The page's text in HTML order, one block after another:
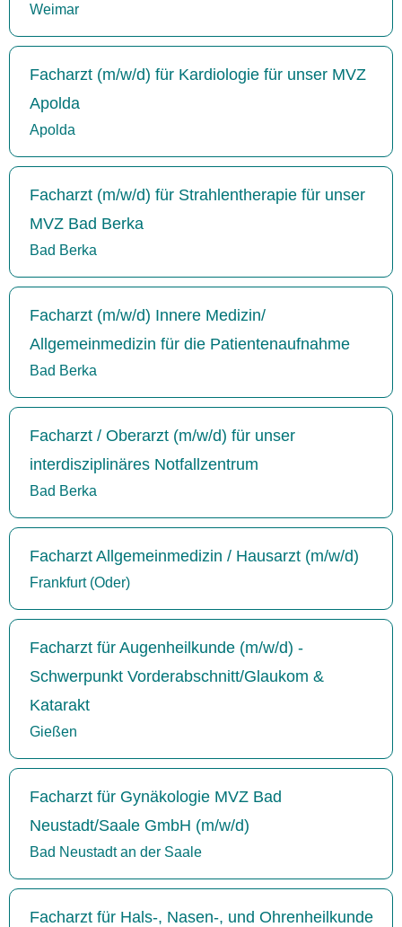
Weimar
Facharzt (m/w/d) für Kardiologie für unser MVZ
Apolda
Apolda
Facharzt (m/w/d) für Strahlentherapie für unser
MVZ Bad Berka
Bad Berka
Facharzt (m/w/d) Innere Medizin/
Allgemeinmedizin für die Patientenaufnahme
Bad Berka
Facharzt / Oberarzt (m/w/d) für unser
interdisziplinäres Notfallzentrum
Bad Berka
Facharzt Allgemeinmedizin / Hausarzt (m/w/d)
Frankfurt (Oder)
Facharzt für Augenheilkunde (m/w/d) -
Schwerpunkt Vorderabschnitt/Glaukom &
Katarakt
Gießen
Facharzt für Gynäkologie MVZ Bad
Neustadt/Saale GmbH (m/w/d)
Bad Neustadt an der Saale
Facharzt für Hals-, Nasen-, und Ohrenheilkunde